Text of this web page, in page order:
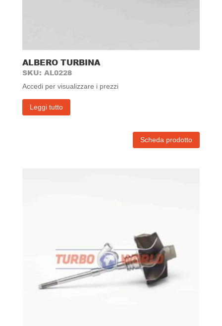
ALBERO TURBINA
SKU: AL0228
Accedi per visualizzare i prezzi
Scheda prodotto
Leggi tutto